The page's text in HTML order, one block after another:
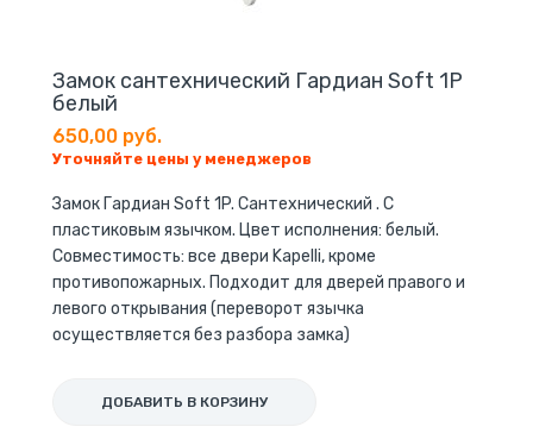
Замок cантехнический Гардиан Soft 1P
белый
650,00 руб.
Уточняйте цены у менеджеров
Замок Гардиан Soft 1P. Cантехнический . С
пластиковым язычком. Цвет исполнения: белый.
Совместимость: все двери Kapelli, кроме
противопожарных. Подходит для дверей правого и
левого открывания (переворот язычка
осуществляется без разбора замка)
ДОБАВИТЬ В КОРЗИНУ